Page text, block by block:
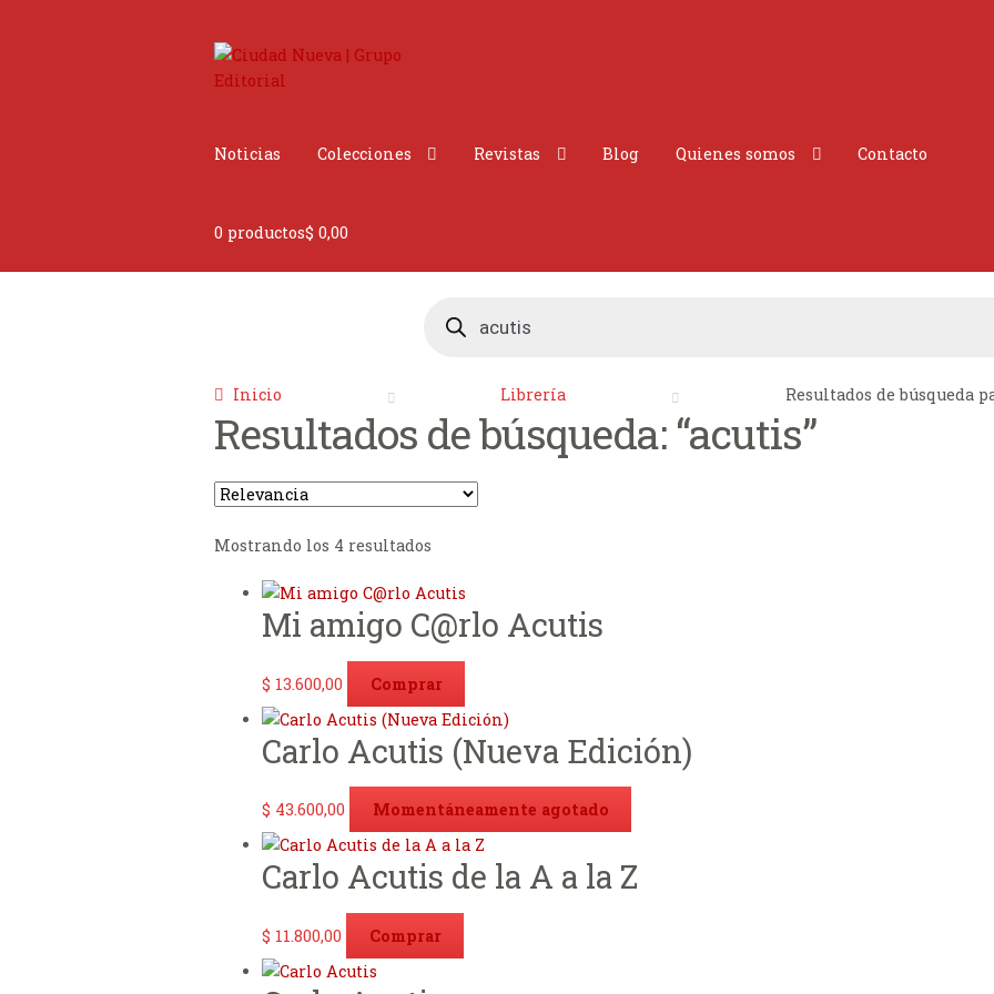
Ir
a
Ir
al
Noticias Colecciones Revistas Blog Quienes somos Contacto
0 productos$ 0,00
productos
Inicio Librería Resultados de búsqueda
Resultados de búsqueda: “acutis”
Mostrando los 4 resultados
los
últimos
Mi amigo C@rlo Acutis
$ 13.600,00 Comprar
Carlo Acutis (Nueva Edición)
$ 43.600,00 Momentáneamente agotado
Carlo Acutis de la A a la Z
$ 11.800,00 Comprar